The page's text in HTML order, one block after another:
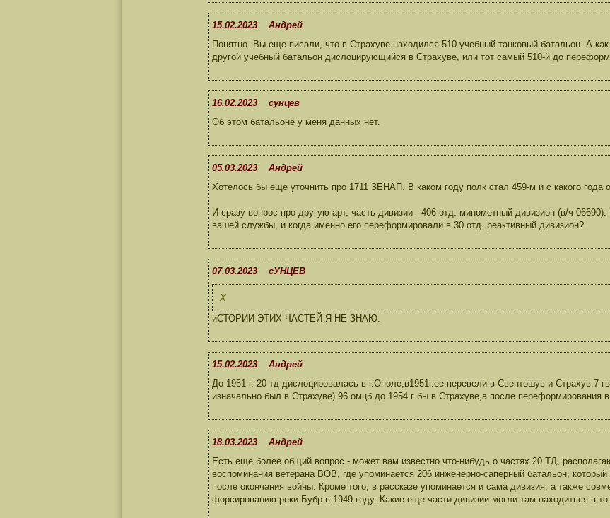
15.02.2023 Андрей
Понятно. Вы еще писали, что в Страхуве находился 510 учебный танковый батальон. А
другой учебный батальон дислоцирующийся в Страхуве, или тот самый 510-й до
16.02.2023 сунцев
Об этом батальоне у меня данных нет.
05.03.2023 Андрей
Хотелось бы еще уточнить про 1711 ЗЕНАП. В каком году полк стал 459-м и с какого года
И сразу вопрос про другую арт. часть дивизии - 406 отд. минометный дивизион (в/ч
вашей службы, и когда именно его переформировали в 30 отд. реактивный дивизион?
07.03.2023 сУНЦЕВ
Х
иСТОРИИ ЭТИХ ЧАСТЕЙ Я НЕ ЗНАЮ.
15.02.2023 Андрей
До 1951 г. 20 тд дислоцировалась в г.Ополе,в1951г.ее перевели в Свентошув и Страхув.7
изначально был в Страхуве).96 омцб до 1954 г бы в Страхуве,а после переформирования
18.03.2023 Андрей
Есть еще более общий вопрос - может вам известно что-нибудь о частях 20 ТД,
воспоминания ветерана ВОВ, где упоминается 206 инженерно-саперный батальон,
после окончания войны. Кроме того, в рассказе упоминается и сама дивизия, а также
форсированию реки Бубр в 1949 году. Какие еще части дивизии могли там находиться в